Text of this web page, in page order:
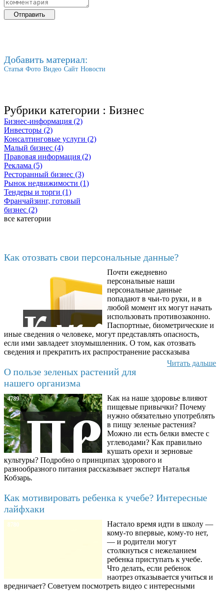
Добавить материал:
Статья Фото Видео Сайт Новости
Рубрики категории : Бизнес
Бизнес-информация (2)
Инвесторы (2)
Консалтинговые услуги (2)
Малый бизнес (4)
Правовая информация (2)
Реклама (5)
Ресторанный бизнес (3)
Рынок недвижимости (1)
Тендеры и торги (1)
Франчайзинг, готовый
бизнес (2)
все категории
Как отозвать свои персональные данные?
Почти ежедневно
персональные наши
персональные данные
попадают в чьи-то руки, и в
любой момент их могут начать
использовать противозаконно.
Паспортные, биометрические и
иные сведения о человеке, могут представлять опасность,
если ими завладеет злоумышленник. О том, как отозвать
сведения и прекратить их распространение рассказыва
Читать дальше
О пользе зеленых растений для
нашего организма
4789
Как на наше здоровье влияют
пищевые привычки? Почему
нужно обязательно употреблять
в пищу зеленые растения?
Можно ли есть белки вместе с
углеводами? Как правильно
кушать орехи и зерновые
культуры? Подробно о принципах здорового и
разнообразного питания рассказывает эксперт Наталья
Кобзарь.
Как мотивировать ребенка к учебе? Интересные
лайфхаки
8780
Настало время идти в школу —
кому-то впервые, кому-то нет,
— и родители могут
столкнуться с нежеланием
ребенка приступать к учебе.
Что делать, если ребенок
наотрез отказывается учиться и
вредничает? Советуем посмотреть видео с интересными